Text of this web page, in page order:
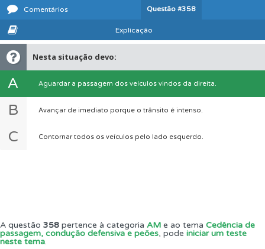
Comentários Questão #358
Explicação
Nesta situação devo:
A Aguardar a passagem dos veículos vindos da direita.
B Avançar de imediato porque o trânsito é intenso.
C Contornar todos os veículos pelo lado esquerdo.
A questão 358 pertence à categoria AM e ao tema Cedência de
passagem, condução defensiva e peões, pode iniciar um teste
neste tema.